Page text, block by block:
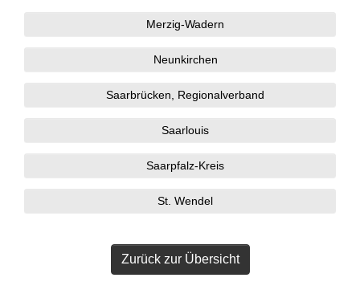
Merzig-Wadern
Neunkirchen
Saarbrücken, Regionalverband
Saarlouis
Saarpfalz-Kreis
St. Wendel
Zurück zur Übersicht